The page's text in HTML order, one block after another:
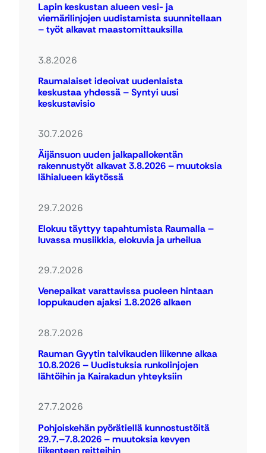
Lapin keskustan alueen vesi- ja
viemärilinjojen uudistamista suunnitellaan
– työt alkavat maastomittauksilla
3.8.2026
Raumalaiset ideoivat uudenlaista
keskustaa yhdessä – Syntyi uusi
keskustavisio
30.7.2026
Äijänsuon uuden jalkapallokentän
rakennustyöt alkavat 3.8.2026 – muutoksia
lähialueen käytössä
29.7.2026
Elokuu täyttyy tapahtumista Raumalla –
luvassa musiikkia, elokuvia ja urheilua
29.7.2026
Venepaikat varattavissa puoleen hintaan
loppukauden ajaksi 1.8.2026 alkaen
28.7.2026
Rauman Gyytin talvikauden liikenne alkaa
10.8.2026 – Uudistuksia runkolinjojen
lähtöihin ja Kairakadun yhteyksiin
27.7.2026
Pohjoiskehän pyörätiellä kunnostustöitä
29.7.–7.8.2026 – muutoksia kevyen
liikenteen reitteihin